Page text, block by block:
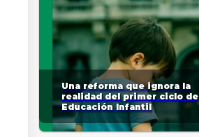
Una reforma que ignora la
realidad del primer ciclo de
Educación Infantil